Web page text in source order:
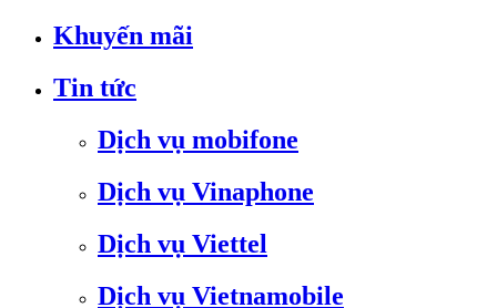
Khuyến mãi
Tin tức
Dịch vụ mobifone
Dịch vụ Vinaphone
Dịch vụ Viettel
Dịch vụ Vietnamobile